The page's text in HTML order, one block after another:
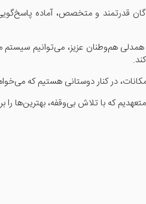
قدرتمند و متخصص، آماده
همدلی هم‌وطنان عزیز، می‌توانیم
امکانات، در کنار دوستانی هستیم
که با تلاش بی‌وقفه، بهترین‌ها را